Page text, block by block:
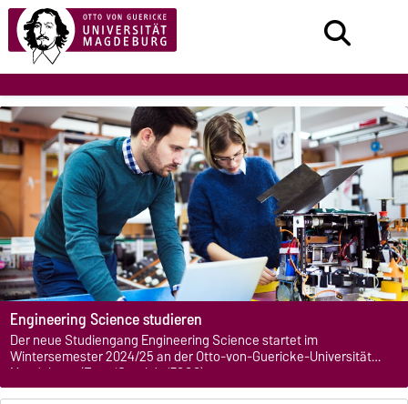
Engineering Science studieren
Der neue Studiengang Engineering Science startet im
Wintersemester 2024/25 an der Otto-von-Guericke-Universität
Magdeburg. (Foto: iStock/nd3000)